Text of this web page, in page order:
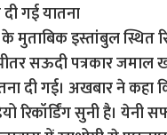
गई यातना
के मुताबिक इस्तांबुल स्थित
सऊदी पत्रकार जमाल
दी गई। अखबार ने
रिकॉर्डिंग सुनी है। येनी